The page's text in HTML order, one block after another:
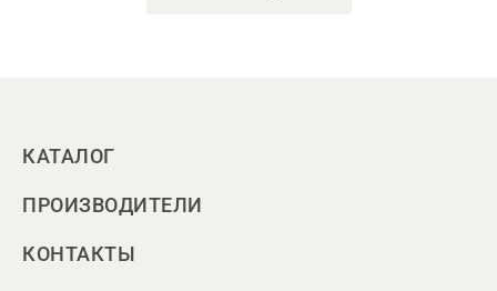
КАТАЛОГ
ПРОИЗВОДИТЕЛИ
КОНТАКТЫ